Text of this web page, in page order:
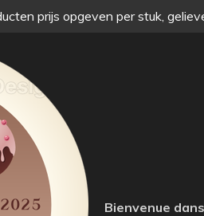
prijs opgeven per stuk,
Bienvenue